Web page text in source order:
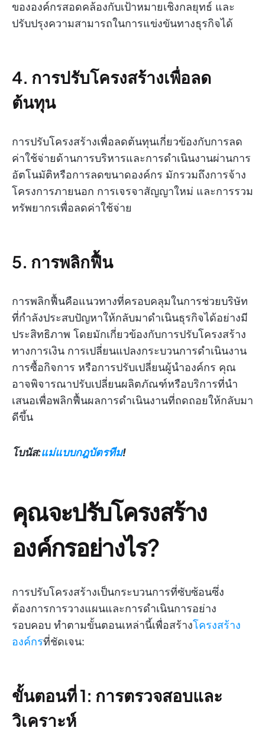
ขององค์กรสอดคล้องกับเป้าหมายเชิงกลยุทธ์ และ
ปรับปรุงความสามารถในการแข่งขันทางธุรกิจได้
4. การปรับโครงสร้างเพื่อลด
ต้นทุน
การปรับโครงสร้างเพื่อลดต้นทุนเกี่ยวข้องกับการลด
ค่าใช้จ่ายด้านการบริหารและการดำเนินงานผ่านการ
อัตโนมัติหรือการลดขนาดองค์กร มักรวมถึงการจ้าง
โครงการภายนอก การเจรจาสัญญาใหม่ และการรวม
ทรัพยากรเพื่อลดค่าใช้จ่าย
5. การพลิกฟื้น
การพลิกฟื้นคือแนวทางที่ครอบคลุมในการช่วยบริษัท
ที่กำลังประสบปัญหาให้กลับมาดำเนินธุรกิจได้อย่างมี
ประสิทธิภาพ โดยมักเกี่ยวข้องกับการปรับโครงสร้าง
ทางการเงิน การเปลี่ยนแปลงกระบวนการดำเนินงาน
การซื้อกิจการ หรือการปรับเปลี่ยนผู้นำองค์กร คุณ
อาจพิจารณาปรับเปลี่ยนผลิตภัณฑ์หรือบริการที่นำ
เสนอเพื่อพลิกฟื้นผลการดำเนินงานที่ถดถอยให้กลับมา
ดีขึ้น
โบนัส:แม่แบบกฎบัตรทีม!
คุณจะปรับโครงสร้าง
องค์กรอย่างไร?
การปรับโครงสร้างเป็นกระบวนการที่ซับซ้อนซึ่ง
ต้องการการวางแผนและการดำเนินการอย่าง
รอบคอบ ทำตามขั้นตอนเหล่านี้เพื่อสร้างโครงสร้าง
องค์กรที่ชัดเจน:
ขั้นตอนที่ 1: การตรวจสอบและ
วิเคราะห์